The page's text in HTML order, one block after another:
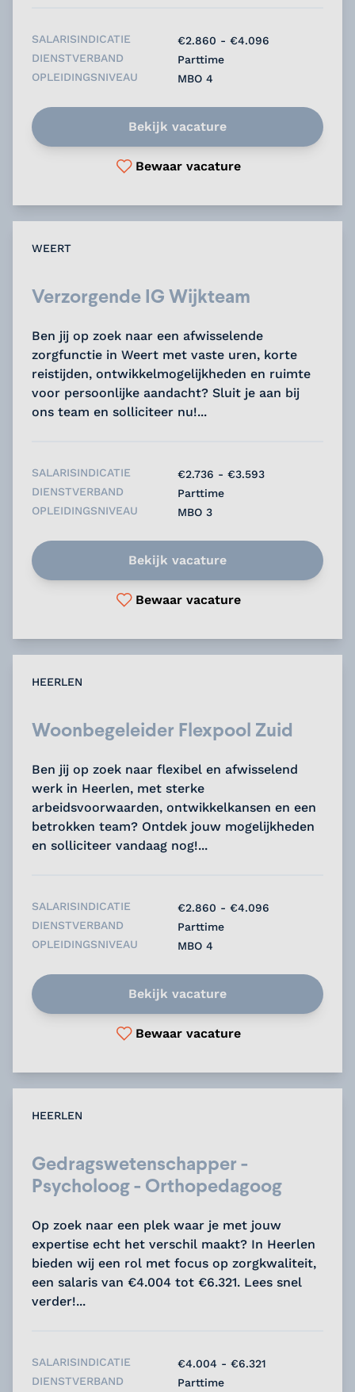
SALARISINDICATIE
€2.860 - €4.096
DIENSTVERBAND
Parttime
OPLEIDINGSNIVEAU
MBO 4
Bekijk vacature
Bewaar vacature
WEERT
Verzorgende IG Wijkteam
Ben jij op zoek naar een afwisselende
zorgfunctie in Weert met vaste uren, korte
reistijden, ontwikkelmogelijkheden en ruimte
voor persoonlijke aandacht? Sluit je aan bij
ons team en solliciteer nu!...
SALARISINDICATIE
€2.736 - €3.593
DIENSTVERBAND
Parttime
OPLEIDINGSNIVEAU
MBO 3
Bekijk vacature
Bewaar vacature
HEERLEN
Woonbegeleider Flexpool Zuid
Ben jij op zoek naar flexibel en afwisselend
werk in Heerlen, met sterke
arbeidsvoorwaarden, ontwikkelkansen en een
betrokken team? Ontdek jouw mogelijkheden
en solliciteer vandaag nog!...
SALARISINDICATIE
€2.860 - €4.096
DIENSTVERBAND
Parttime
OPLEIDINGSNIVEAU
MBO 4
Bekijk vacature
Bewaar vacature
HEERLEN
Gedragswetenschapper -
Psycholoog - Orthopedagoog
Op zoek naar een plek waar je met jouw
expertise echt het verschil maakt? In Heerlen
bieden wij een rol met focus op zorgkwaliteit,
een salaris van €4.004 tot €6.321. Lees snel
verder!...
SALARISINDICATIE
€4.004 - €6.321
DIENSTVERBAND
Parttime